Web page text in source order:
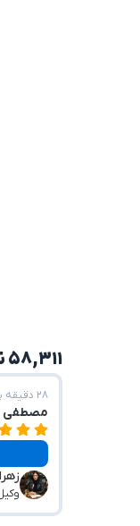
۵۸,۳۱۱ نظر از ۲۵۲,۲۵۹ مشاوره انجام شده
۲۸ دقیقه پیش
مصطفی